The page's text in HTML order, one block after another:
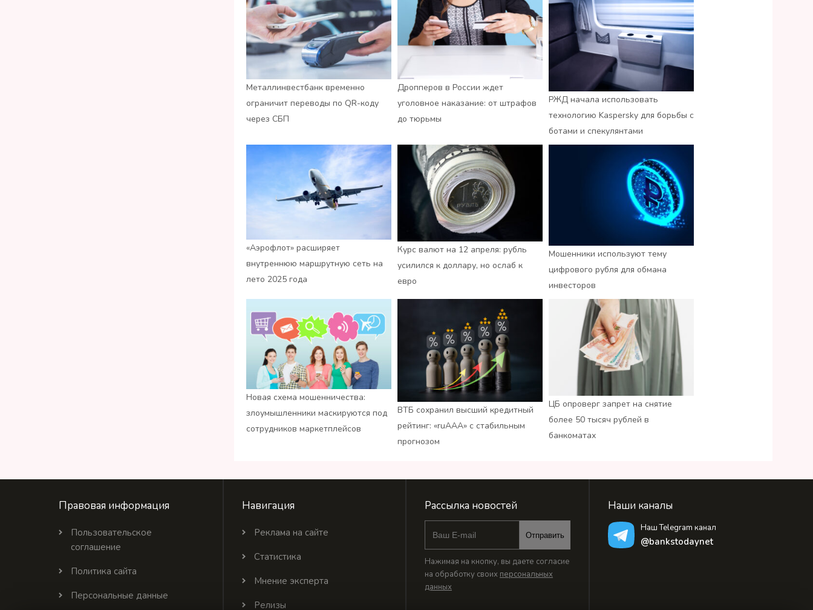
Металлинвестбанк временно
ограничит переводы по QR-коду
через СБП
Дропперов в России ждет
уголовное наказание: от штрафов
до тюрьмы
РЖД начала использовать
технологию Kaspersky для борьбы с
ботами и спекулянтами
«Аэрофлот» расширяет
внутреннюю маршрутную сеть на
лето 2025 года
Курс валют на 12 апреля: рубль
усилился к доллару, но ослаб к
евро
Мошенники используют тему
цифрового рубля для обмана
инвесторов
Новая схема мошенничества:
злоумышленники маскируются под
сотрудников маркетплейсов
ВТБ сохранил высший кредитный
рейтинг: «ruАAA» с стабильным
прогнозом
ЦБ опроверг запрет на снятие
более 50 тысяч рублей в
банкоматах
Правовая информация
Пользовательское
соглашение
Политика сайта
Персональные данные
Навигация
Реклама на сайте
Статистика
Мнение эксперта
Релизы
Рассылка новостей
Отправить
Нажимая на кнопку, вы даете согласие
на обработку своих персональных
данных
Наши каналы
Наш Telegram канал
@bankstodaynet